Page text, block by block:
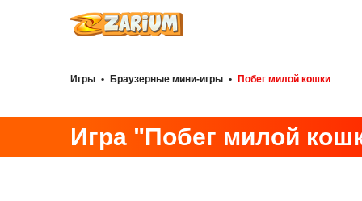
Игры • Браузерные мини-игры • Побег милой кошки
Игра "Побег милой